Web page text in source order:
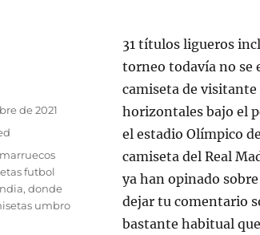
31 títulos ligueros
torneo todavía no
camiseta de visitante
horizontales bajo el
el estadio Olímpico
camiseta del Real
ya han opinado
dejar tu comentario
bastante habitual
de 2021
futbol
,donde
umbro